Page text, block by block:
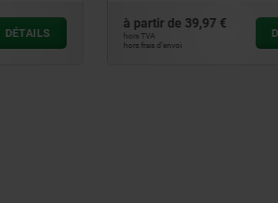
à partir de 39,97 €
hors TVA
hors frais d’envoi
DÉTAILS